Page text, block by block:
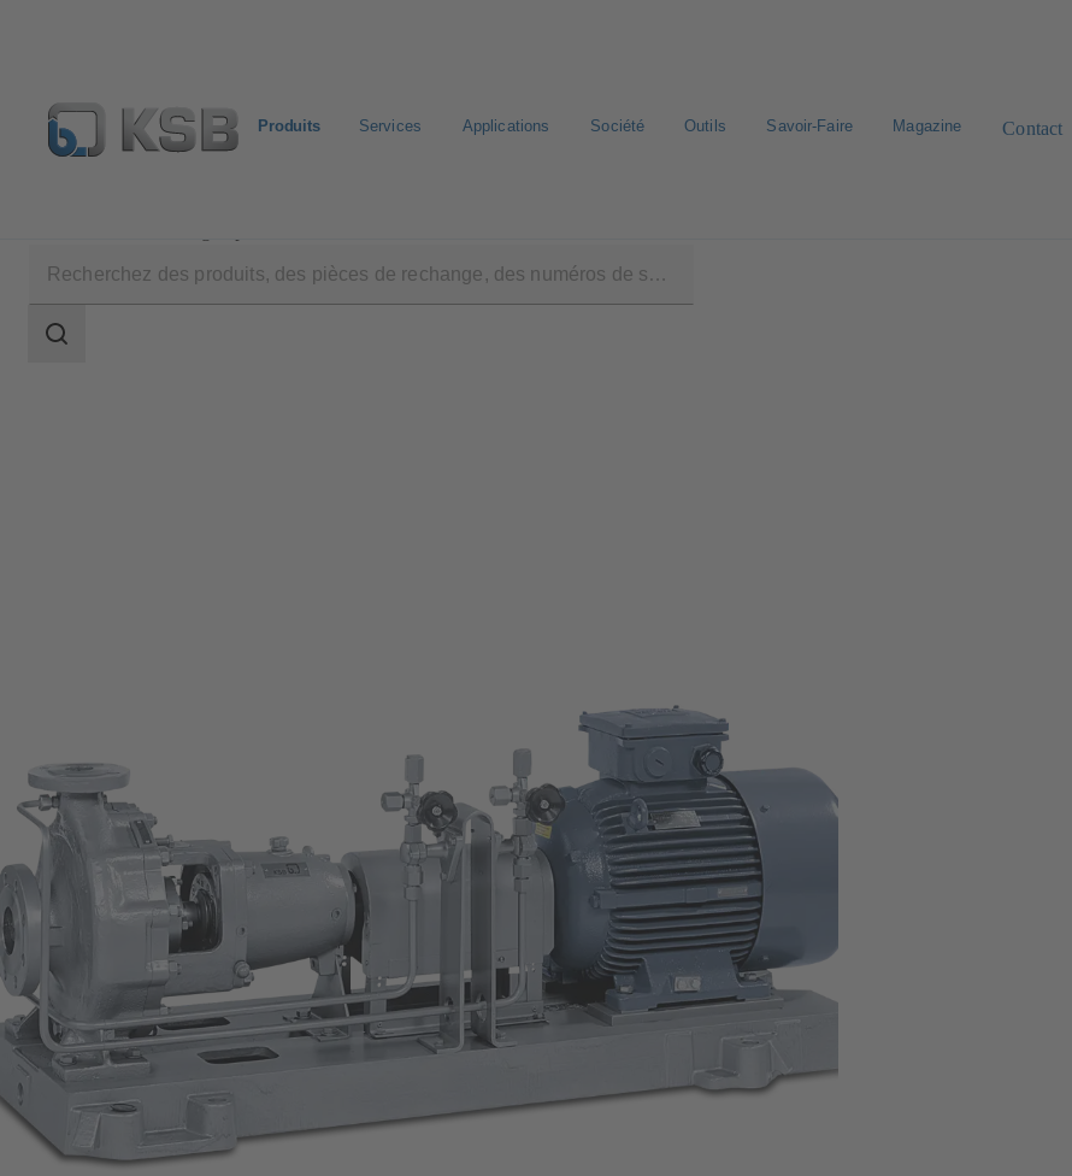
Produits Services Applications Société Outils Savoir-Faire Magazine Contact
Champ